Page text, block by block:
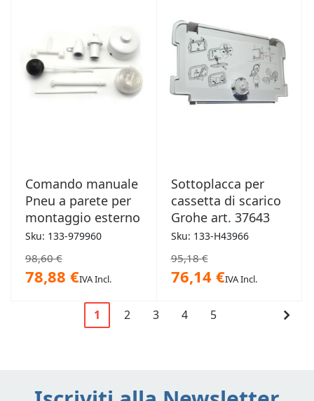
Comando manuale
Pneu a parete per
montaggio esterno
Sku: 133-979960
98,60 €
78,88 €IVA Incl.
Sottoplacca per
cassetta di scarico
Grohe art. 37643
Sku: 133-H43966
95,18 €
76,14 €IVA Incl.
Pagina
Attualmente
la
1 Pagina
2 Pagina
3 Pagina
4 Pagina
5